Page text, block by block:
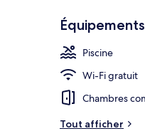
Piscine
Wi-Fi gratuit
Chambres
Tout afficher